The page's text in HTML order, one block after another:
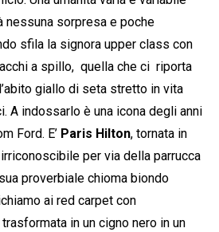
nessuna sorpresa e poche
sfila la signora upper class con
a spillo, quella che ci riporta
giallo di seta stretto in vita
A indossarlo è una icona degli anni
Ford. E’ Paris Hilton, tornata in
per via della parrucca
proverbiale chioma biondo
ai red carpet con
trasformata in un cigno nero in un